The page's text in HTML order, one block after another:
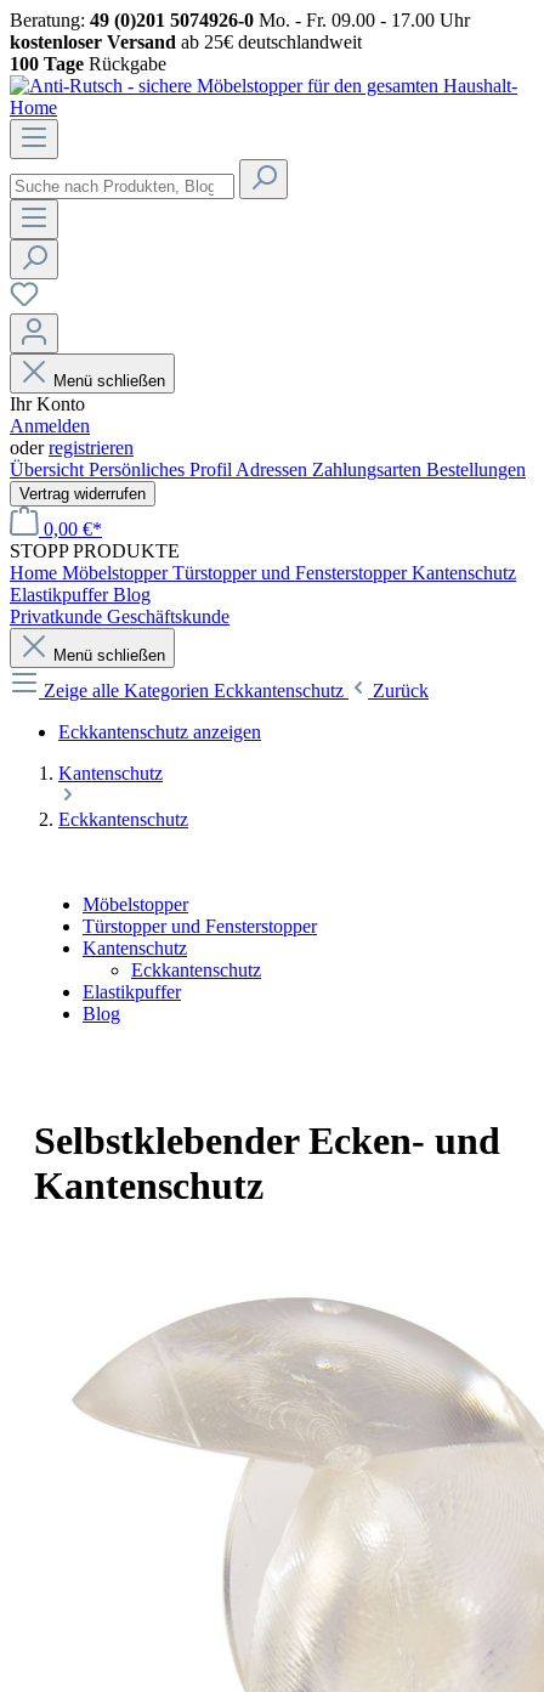
Beratung: 49 (0)201 5074926-0 Mo. - Fr. 09.00 - 17.00 Uhr
kostenloser Versand ab 25€ deutschlandweit
100 Tage Rückgabe
Menü schließen
Ihr Konto
Anmelden
oderregistrieren
Übersicht Persönliches Profil Adressen Zahlungsarten Bestellungen
Vertrag widerrufen
0,00 €*
STOPP PRODUKTE
Home Möbelstopper Türstopper und Fensterstopper Kantenschutz
Elastikpuffer Blog
Privatkunde Geschäftskunde
Menü schließen
Zeige alle Kategorien Eckkantenschutz
Zurück
Eckkantenschutz anzeigen
Kantenschutz
Eckkantenschutz
Möbelstopper
Türstopper und Fensterstopper
Kantenschutz
Eckkantenschutz
Elastikpuffer
Blog
Selbstklebender Ecken- und
Kantenschutz